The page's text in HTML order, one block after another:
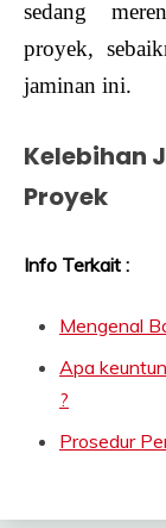
sedang
proyek,
jaminan ini.
Kelebihan
Proyek
Info Terkait :
Mengenal
Apa
?
Prosedur